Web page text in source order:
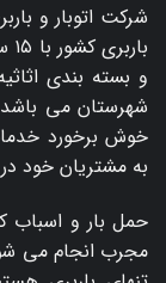
شرکت اتوبار و
و بسته بندی
شهرستان می
خوش برخورد
به مشتریان خود در
حمل بار و اسباب
مجرب انجام می